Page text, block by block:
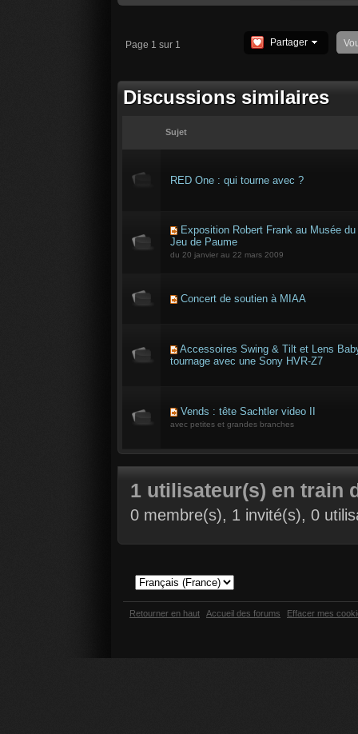
Page 1 sur 1 Partager
Discussions similaires
Sujet
RED One : qui tourne avec ?
Exposition Robert Frank au Musée du
Jeu de Paume
du 20 janvier au 22 mars 2009
Concert de soutien à MIAA
Accessoires Swing & Tilt et Lens
tournage avec une Sony HVR-Z7
Vends : tête Sachtler video II
avec petites et grandes branches
1 utilisateur(s) en train
0 membre(s), 1 invité(s), 0
Retourner en haut Accueil des forums Effacer mes